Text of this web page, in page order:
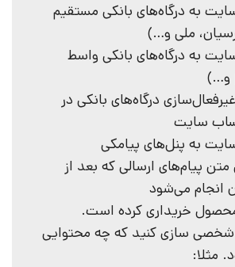
به درگاه‌های بانکی مستقیم
ملی و…)
به درگاه‌های بانکی واسط
درگاه‌های بانکی در
سایت
به پنل‌های پیامکی
پیام‌های ارسالی که بعد از
انجام می‌شود
خریداری کرده است.
شخصی سازی کنید که چه محتوایی
مثلا: